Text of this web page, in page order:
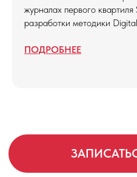
журналах первого
разработки методики
ПОДРОБНЕЕ